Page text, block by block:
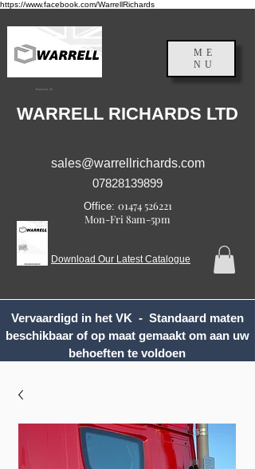
https://www.facebook.com/WarrellRichards
Engeland, VK
ME
NU
WARRELL RICHARDS LTD
sales@warrellrichards.com
07828139899
Office: 01474 526221
Mon-Fri 8am-5pm
Download Our Latest Catalogue
Vervaardigd in het VK - Standaard maten
beschikbaar of op maat gemaakt om aan uw
behoeften te voldoen